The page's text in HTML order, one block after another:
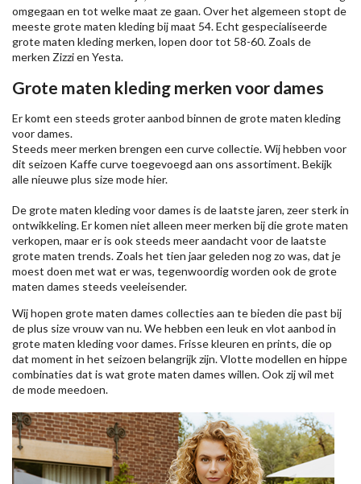
omgegaan en tot welke maat ze gaan. Over het algemeen stopt de
meeste grote maten kleding bij maat 54. Echt gespecialiseerde
grote maten kleding merken, lopen door tot 58-60. Zoals de
merken Zizzien Yesta.
Grote maten kleding merken voor dames
Er komt een steeds groter aanbod binnen de grote maten kleding
voor dames.
Steeds meer merken brengen een curve collectie. Wij hebben voor
dit seizoen Kaffecurve toegevoegd aan ons assortiment. Bekijk
alle nieuweplus size modehier.
De grote maten kleding voor dames is de laatste jaren, zeer sterk in
ontwikkeling. Er komen niet alleen meer merken bij die grote maten
verkopen, maar er is ook steeds meer aandacht voor de laatste
grote maten trends. Zoals het tien jaar geleden nog zo was, dat je
moest doen met wat er was, tegenwoordig worden ook de grote
maten dames steeds veeleisender.
Wij hopen grote maten dames collecties aan te bieden die past bij
de plus size vrouw van nu. We hebben een leuk en vlot aanbod in
grote maten kleding voor dames. Frisse kleuren en prints, die op
dat moment in het seizoen belangrijk zijn. Vlotte modellen en hippe
combinaties dat is wat grote maten dames willen. Ook zij wil met
de mode meedoen.